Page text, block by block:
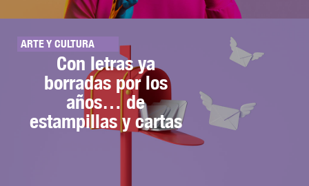
ARTE Y CULTURA
Con letras ya
borradas por los
años… de
estampillas y cartas